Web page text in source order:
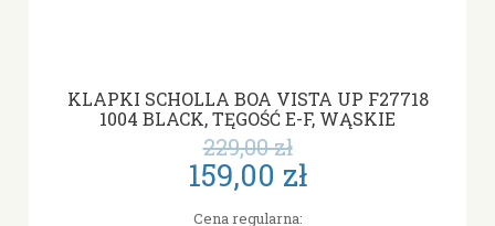
KLAPKI SCHOLLA BOA VISTA UP F27718
1004 BLACK, TĘGOŚĆ E-F, WĄSKIE
159,00 zł
Cena regularna:
229,00 zł